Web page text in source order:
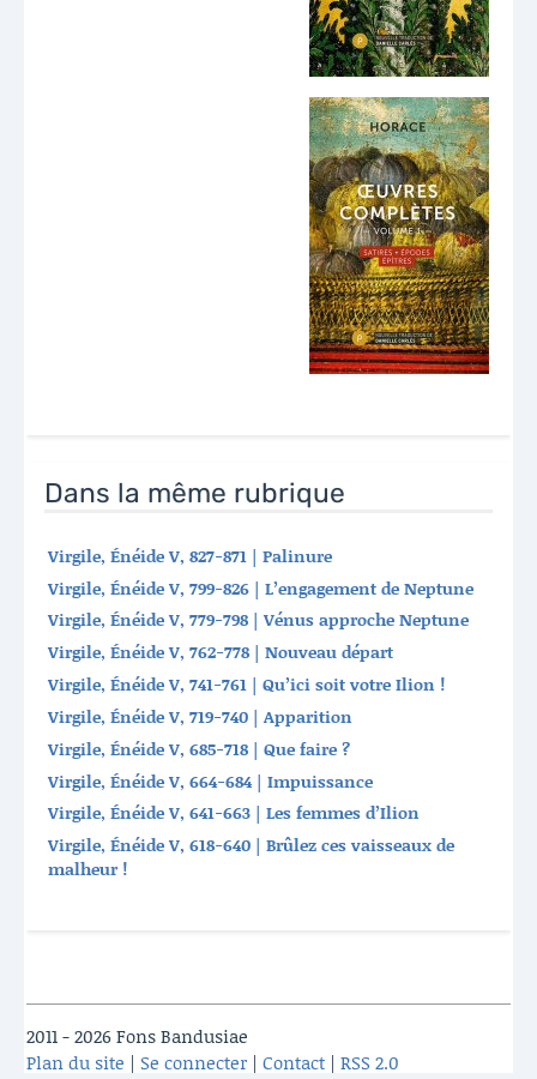
Dans la même rubrique
Virgile, Énéide V, 827-871 | Palinure
Virgile, Énéide V, 799-826 | L’engagement de Neptune
Virgile, Énéide V, 779-798 | Vénus approche Neptune
Virgile, Énéide V, 762-778 | Nouveau départ
Virgile, Énéide V, 741-761 | Qu’ici soit votre Ilion !
Virgile, Énéide V, 719-740 | Apparition
Virgile, Énéide V, 685-718 | Que faire ?
Virgile, Énéide V, 664-684 | Impuissance
Virgile, Énéide V, 641-663 | Les femmes d’Ilion
Virgile, Énéide V, 618-640 | Brûlez ces vaisseaux de
malheur !
2011 - 2026 Fons Bandusiae
Plan du site | Se connecter | Contact | RSS 2.0